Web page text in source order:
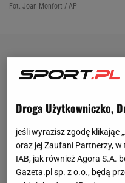
Fot. Joan Monfort / AP
Droga Użytkowniczko,
jeśli wyrazisz zgodę klikając
oraz jej Zaufani Partnerzy, w
IAB, jak również Agora S.A.
Gazeta.pl sp. z o.o., będą